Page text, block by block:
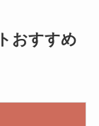
おすすめ